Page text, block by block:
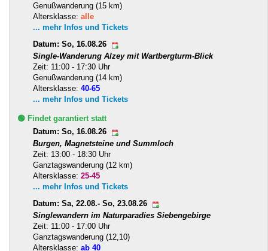
Genußwanderung (15 km)
Altersklasse: alle
... mehr Infos und Tickets
Datum: So, 16.08.26
Single-Wanderung Alzey mit Wartbergturm-Blick
Zeit: 11:00 - 17:30 Uhr
Genußwanderung (14 km)
Altersklasse: 40-65
... mehr Infos und Tickets
🟢 Findet garantiert statt
Datum: So, 16.08.26
Burgen, Magnetsteine und Summloch
Zeit: 13:00 - 18:30 Uhr
Ganztagswanderung (12 km)
Altersklasse: 25-45
... mehr Infos und Tickets
Datum: Sa, 22.08.- So, 23.08.26
Singlewandern im Naturparadies Siebengebirge
Zeit: 11:00 - 17:00 Uhr
Ganztagswanderung (12,10)
Altersklasse: ab 40